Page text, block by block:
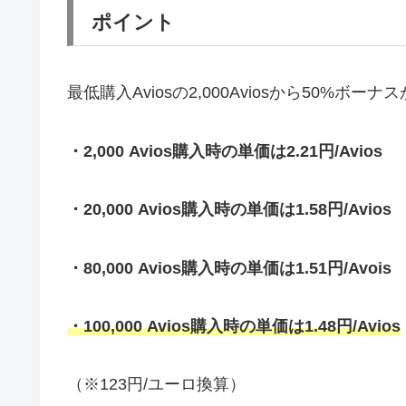
ポイント
最低購入Aviosの2,000Aviosから50%ボーナス
・2,000 Avios購入時の単価は2.21円/Avios
・20,000 Avios購入時の単価は1.58円/Avios
・80,000 Avios購入時の単価は1.51円/Avois
・100,000 Avios購入時の単価は1.48円/Avios
（※123円/ユーロ換算）